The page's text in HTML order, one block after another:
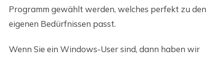
Programm gewählt werden, welches perfekt zu den
eigenen Bedürfnissen passt.
Wenn Sie ein Windows-User sind, dann haben wir